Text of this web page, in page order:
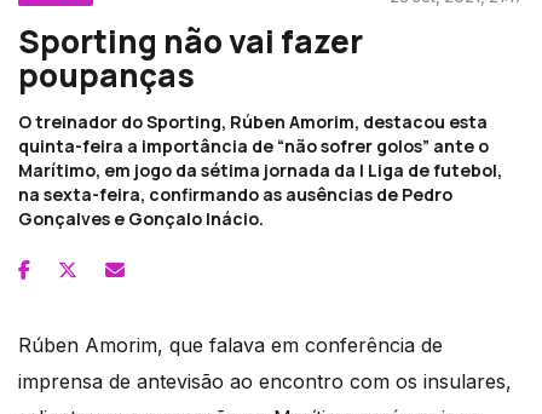
Sporting não vai fazer
poupanças
O treinador do Sporting, Rúben Amorim, destacou esta
quinta-feira a importância de “não sofrer golos” ante o
Marítimo, em jogo da sétima jornada da I Liga de futebol,
na sexta-feira, confirmando as ausências de Pedro
Gonçalves e Gonçalo Inácio.
Rúben Amorim, que falava em conferência de
imprensa de antevisão ao encontro com os insulares,